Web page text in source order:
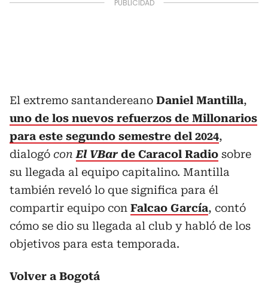
El extremo santandereano Daniel Mantilla,
uno de los nuevos refuerzos de Millonarios
para este segundo semestre del 2024,
dialogó conEl VBar de Caracol Radio sobre
su llegada al equipo capitalino. Mantilla
también reveló lo que significa para él
compartir equipo con Falcao García, contó
cómo se dio su llegada al club y habló de los
objetivos para esta temporada.
Volver a Bogotá